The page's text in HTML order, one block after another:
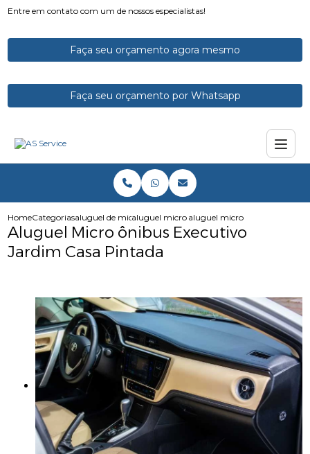
Entre em contato com um de nossos especialistas!
Faça seu orçamento agora mesmo
Faça seu orçamento por Whatsapp
HomeCategoriasaluguel de micro onibusaluguel micro onibus executivo
aluguel micro onibus
Aluguel Micro ônibus Executivo
Jardim Casa Pintada